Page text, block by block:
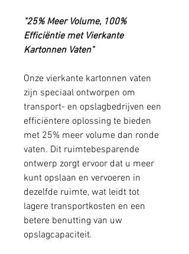
"25% Meer Volume, 100%
Efficiëntie met Vierkante
Kartonnen Vaten"
Onze vierkante kartonnen vaten
zijn speciaal ontworpen om
transport- en opslagbedrijven een
efficiëntere oplossing te bieden
met 25% meer volume dan ronde
vaten. Dit ruimtebesparende
ontwerp zorgt ervoor dat u meer
kunt opslaan en vervoeren in
dezelfde ruimte, wat leidt tot
lagere transportkosten en een
betere benutting van uw
opslagcapaciteit.